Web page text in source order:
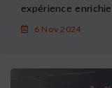
expérience enrichie
6 Nov 2024